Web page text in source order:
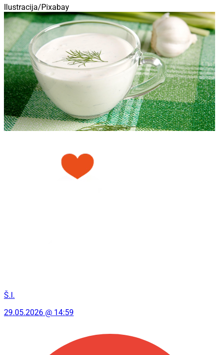
Ilustracija/Pixabay
Š.I.
29.05.2026 @ 14:59